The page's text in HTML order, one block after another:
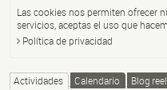
Las cookies nos permiten ofrecer
servicios, aceptas el uso que
Política de privacidad
Actividades Calendario Blog reel